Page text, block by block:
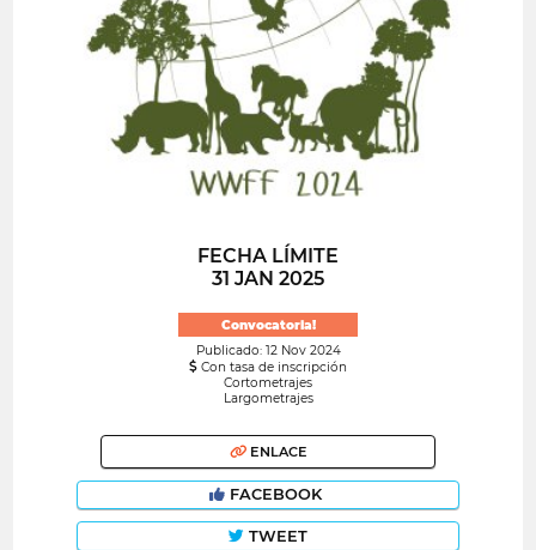
FECHA LÍMITE
31 JAN 2025
Convocatoria!
Publicado: 12 Nov 2024
Con tasa de inscripción
Cortometrajes
Largometrajes
ENLACE
FACEBOOK
TWEET